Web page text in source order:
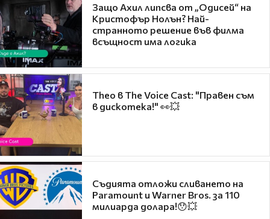
Защо Ахил липсва от „Одисей“ на
Кристофър Нолън? Най-
странното решение във филма
всъщност има логика
Theo в The Voice Cast: "Правен съм
в дискотека!" 👀💥
Съдията отложи сливането на
Paramount и Warner Bros. за 110
милиарда долара!😯💥